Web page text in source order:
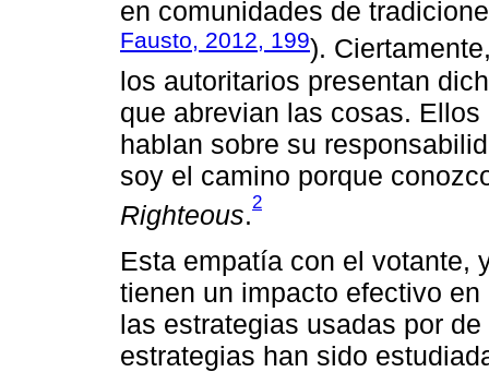
en comunidades de
Fausto, 2012, 199).
los autoritarios presentan
que abrevian las cosas. Ellos
hablan sobre su
soy el camino porque
Righteous.2
Esta empatía con el votante,
tienen un impacto efectivo
las estrategias usadas por
estrategias han sido